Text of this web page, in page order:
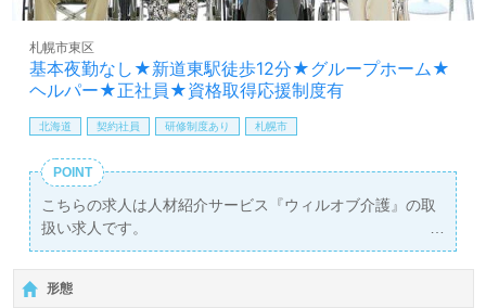
基本夜勤なし★新道東駅徒歩12分★グループホーム★
ヘルパー★正社員★資格取得応援制度有
札幌市東区
北海道 契約社員 研修制度あり 札幌市
POINT
こちらの求人は人材紹介サービス『ウィルオブ介護』の取
扱い求人です。
詳細に関してお気軽にご相談ください♪
【無料】で皆さんの転職活動をサポートいたします。
形態